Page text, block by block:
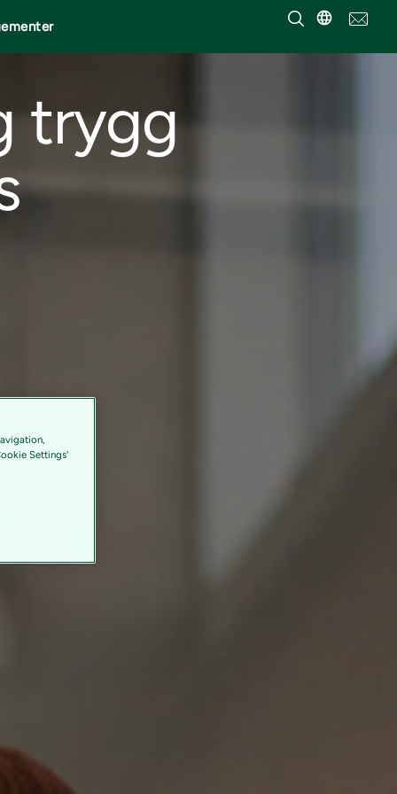
trygg
Settings'